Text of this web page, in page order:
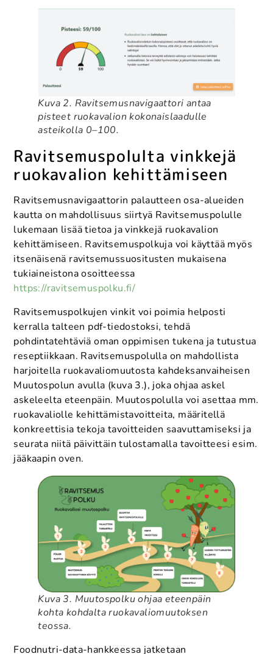
Kuva 2. Ravitsemusnavigaattori antaa
pisteet ruokavalion kokonaislaadulle
asteikolla 0–100.
Ravitsemuspolulta vinkkejä
ruokavalion kehittämiseen
Ravitsemusnavigaattorin palautteen osa-alueiden
kautta on mahdollisuus siirtyä Ravitsemuspolulle
lukemaan lisää tietoa ja vinkkejä ruokavalion
kehittämiseen. Ravitsemuspolkuja voi käyttää myös
itsenäisenä ravitsemussuositusten mukaisena
tukiaineistona osoitteessa
https://ravitsemuspolku.fi/
Ravitsemuspolkujen vinkit voi poimia helposti
kerralla talteen pdf-tiedostoksi, tehdä
pohdintatehtäviä oman oppimisen tukena ja tutustua
reseptiikkaan. Ravitsemuspolulla on mahdollista
harjoitella ruokavaliomuutosta kahdeksanvaiheisen
Muutospolun avulla (kuva 3.), joka ohjaa askel
askeleelta eteenpäin. Muutospolulla voi asettaa mm.
ruokavaliolle kehittämistavoitteita, määritellä
konkreettisia tekoja tavoitteiden saavuttamiseksi ja
seurata niitä päivittäin tulostamalla tavoitteesi esim.
jääkaapin oven.
Kuva 3. Muutospolku ohjaa eteenpäin
kohta kohdalta ruokavaliomuutoksen
teossa.
Foodnutri-data-hankkeessa jatketaan